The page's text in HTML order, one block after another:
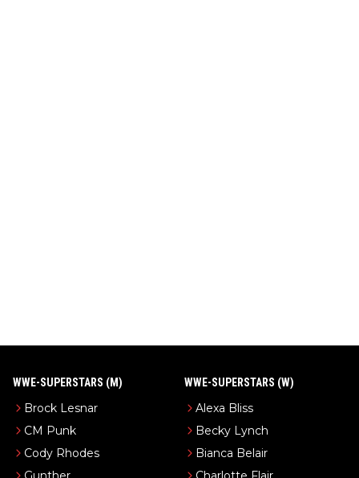
WWE-SUPERSTARS (M)
Brock Lesnar
CM Punk
Cody Rhodes
WWE-SUPERSTARS (W)
Alexa Bliss
Becky Lynch
Bianca Belair